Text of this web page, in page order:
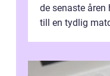
de senaste
till en tydlig